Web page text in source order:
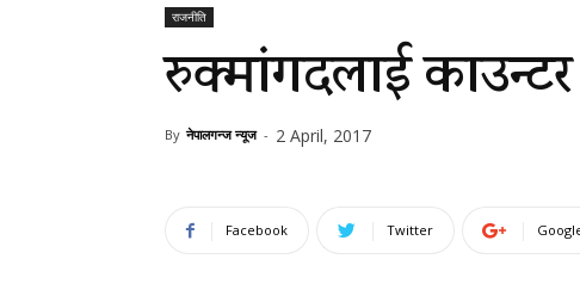
राजनीति
रुक्मांगदलाई काउन्टर
By नेपालगन्ज न्यूज - 2 April, 2017
Facebook Twitter